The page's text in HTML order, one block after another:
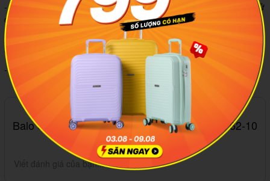
- Dây đeo có thể điều chỉnh linh hoạt hoặc tháo rời khi không cần sử
dụng.
- Mặt lưng được thiết kế có thể gắn với cần kéo vali để thuận tiện
cho quá trình di chuyển.
- Trang bị lưới thoáng khí hạn chế mồ hôi.
Hãy là người đầu tiên đánh giá sản phẩm
Balo Solo Re:Utilize Hybrid 15.6&quot; UBN762-10
Backpack M Grey
Viết đánh giá của bạn...